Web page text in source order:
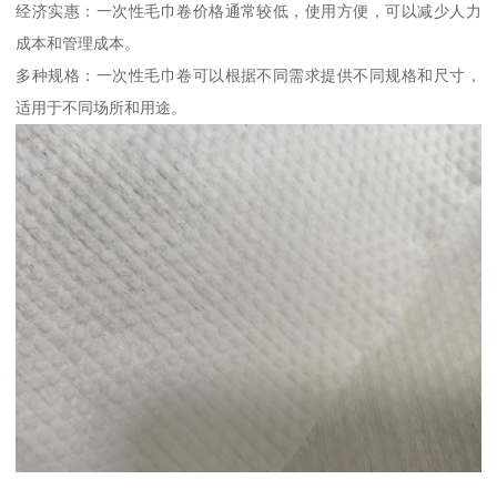
经济实惠：一次性毛巾卷价格通常较低，使用方便，可以减少人力
成本和管理成本。
多种规格：一次性毛巾卷可以根据不同需求提供不同规格和尺寸，
适用于不同场所和用途。